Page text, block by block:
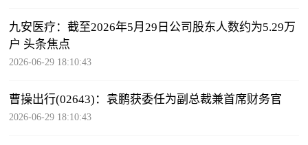
九安医疗：截至2026年5月29日公司股东人数约为5.29万
户 头条焦点
2026-06-29 18:10:43
曹操出行(02643)：袁鹏获委任为副总裁兼首席财务官
2026-06-29 18:10:43